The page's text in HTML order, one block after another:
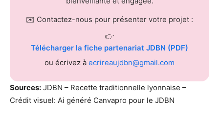
✉️ Contactez-nous pour présenter votre projet :
👉
Télécharger la fiche partenariat JDBN (PDF)
ou écrivez à ecrireaujdbn@gmail.com
Sources: JDBN – Recette traditionnelle lyonnaise –
Crédit visuel: Ai généré Canvapro pour le JDBN